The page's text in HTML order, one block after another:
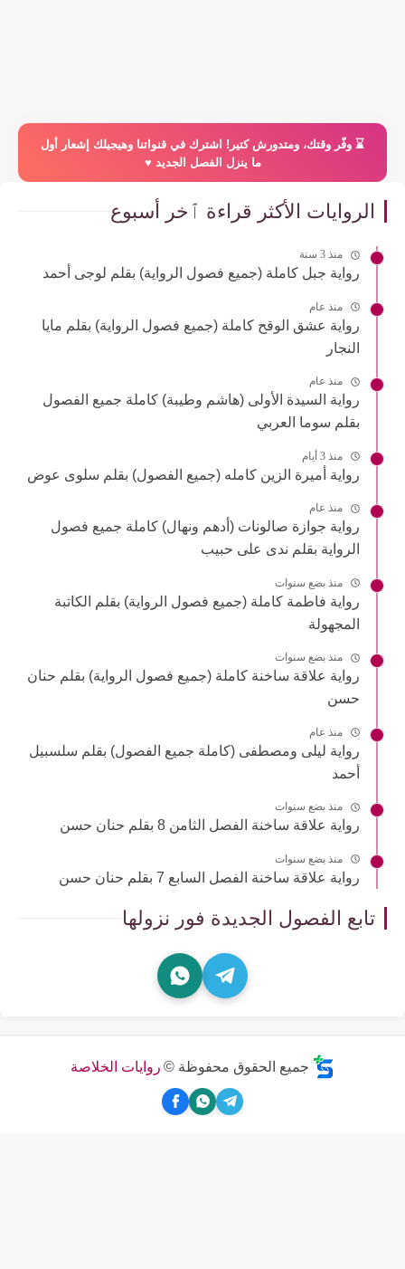
⌛️ وفّر وقتك، ومتدورش كتير! اشترك في قنواتنا وهيجيلك إشعار أول
ما ينزل الفصل الجديد ♥️
الروايات الأكثر قراءة ٱخر أسبوع
منذ 3 سنة
رواية جبل كاملة (جميع فصول الرواية) بقلم لوجى أحمد
منذ عام
رواية عشق الوقح كاملة (جميع فصول الرواية) بقلم مايا
النجار
منذ عام
رواية السيدة الأولى (هاشم وطيبة) كاملة جميع الفصول
بقلم سوما العربي
منذ 3 أيام
رواية أميرة الزين كامله (جميع الفصول) بقلم سلوى عوض
منذ عام
رواية جوازة صالونات (أدهم ونهال) كاملة جميع فصول
الرواية بقلم ندى على حبيب
منذ بضع سنوات
رواية فاطمة كاملة (جميع فصول الرواية) بقلم الكاتبة
المجهولة
منذ بضع سنوات
رواية علاقة ساخنة كاملة (جميع فصول الرواية) بقلم حنان
حسن
منذ عام
رواية ليلى ومصطفى (كاملة جميع الفصول) بقلم سلسبيل
أحمد
منذ بضع سنوات
رواية علاقة ساخنة الفصل الثامن 8 بقلم حنان حسن
منذ بضع سنوات
رواية علاقة ساخنة الفصل السابع 7 بقلم حنان حسن
تابع الفصول الجديدة فور نزولها
جميع الحقوق محفوظة © روايات الخلاصة